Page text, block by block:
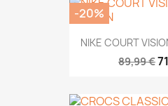
NIKE COURT
89,99 €
-20%